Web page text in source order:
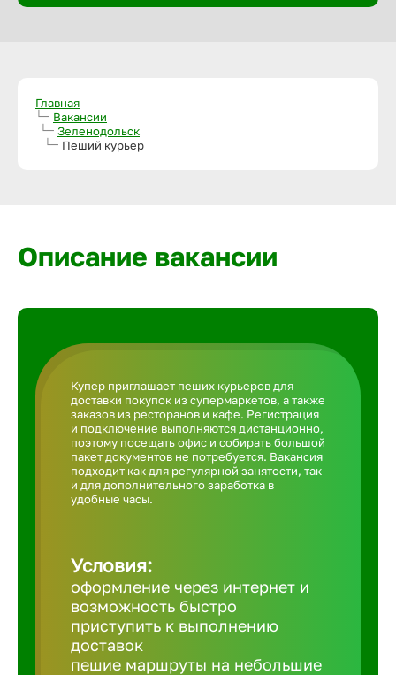
Ачинск
Главная
Вакансии
Зеленодольск
Пеший курьер
Описание вакансии
Купер приглашает пеших курьеров для
доставки покупок из супермаркетов, а также
заказов из ресторанов и кафе. Регистрация
и подключение выполняются дистанционно,
поэтому посещать офис и собирать большой
пакет документов не потребуется. Вакансия
подходит как для регулярной занятости, так
и для дополнительного заработка в
удобные часы.
Условия:
оформление через интернет и
возможность быстро
приступить к выполнению
доставок
пешие маршруты на небольшие